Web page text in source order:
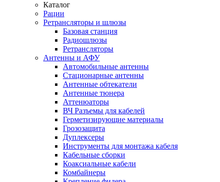
Каталог
Рации
Ретрансляторы и шлюзы
Базовая станция
Радиошлюзы
Ретрансляторы
Антенны и АФУ
Автомобильные антенны
Стационарные антенны
Антенные обтекатели
Антенные тюнера
Аттенюаторы
ВЧ Разъемы для кабелей
Герметизирующие материалы
Грозозащита
Дуплексеры
Инструменты для монтажа кабеля
Кабельные сборки
Коаксиальные кабели
Комбайнеры